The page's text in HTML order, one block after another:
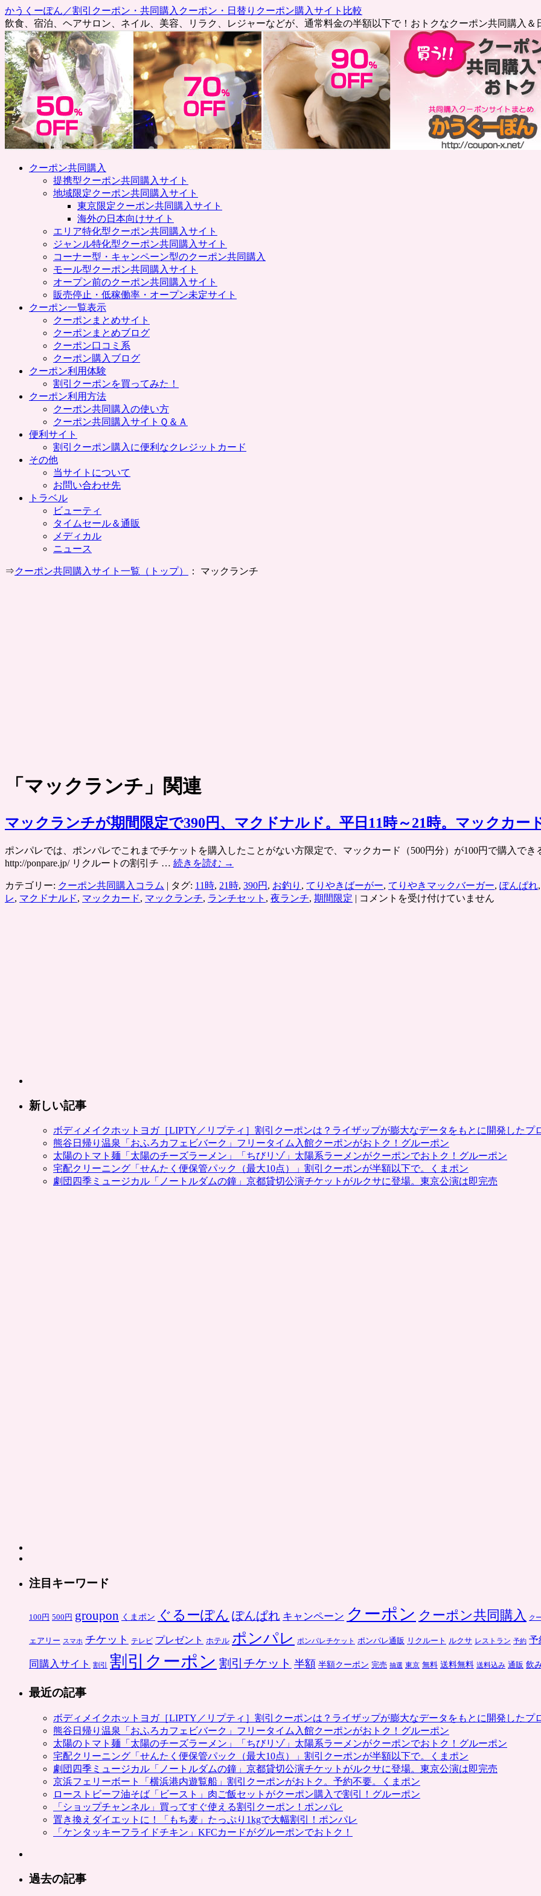
かうくーぽん／割引クーポン・共同購入クーポン・日替りクーポン購入サイト比較
飲食、宿泊、ヘアサロン、ネイル、美容、リラク、レジャーなどが、通常料金の半額以下で！おトクなクーポン共同購入
クーポン共同購入
提携型クーポン共同購入サイト
地域限定クーポン共同購入サイト
東京限定クーポン共同購入サイト
海外の日本向けサイト
エリア特化型クーポン共同購入サイト
ジャンル特化型クーポン共同購入サイト
コーナー型・キャンペーン型のクーポン共同購入
モール型クーポン共同購入サイト
オープン前のクーポン共同購入サイト
販売停止・低稼働率・オープン未定サイト
クーポン一覧表示
クーポンまとめサイト
クーポンまとめブログ
クーポン口コミ系
クーポン購入ブログ
クーポン利用体験
割引クーポンを買ってみた！
クーポン利用方法
クーポン共同購入の使い方
クーポン共同購入サイトＱ＆Ａ
便利サイト
割引クーポン購入に便利なクレジットカード
その他
当サイトについて
お問い合わせ先
トラベル
ビューティ
タイムセール＆通販
メディカル
ニュース
⇒クーポン共同購入サイト一覧（トップ） ： マックランチ
「 マックランチ 」関連
マックランチが期間限定で390円、マクドナルド。平日11時～21時。マックカー
ポンパレでは、ポンパレでこれまでチケットを購入したことがない方限定で、マックカード（500円分）が100円で購入で
http://ponpare.jp/ リクルートの割引チ … 続きを読む →
カテゴリー: クーポン共同購入コラム | タグ: 11時, 21時, 390円 , お釣り , てりやきばーがー, てりやきマックバーガー, ぽんぱれ
レ, マクドナルド, マックカード, マックランチ, ランチセット , 夜ランチ, 期間限定 | マ
ル
ド。
平
日
11
時
コメントを受け付けていません
新しい記事
ボディメイクホットヨガ［LIPTY／リプティ］割引クーポンは？ライザップが膨大なデータをもとに開発したプ
熊谷日帰り温泉「おふろカフェビバーク」フリータイム入館クーポンがおトク！グルーポン
太陽のトマト麺「太陽のチーズラーメン」「ちびリゾ」太陽系ラーメンがクーポンでおトク！グルーポン
宅配クリーニング「せんたく便保管パック（最大10点）」割引クーポンが半額以下で。くまポン
劇団四季ミュージカル「ノートルダムの鐘」京都貸切公演チケットがルクサに登場。東京公演は即完売
注目キーワード
100円 500円 groupon くまポン ぐるーぽん ぽんぱれ キャンペーン クーポン クーポン共同購入 ク
ェアリー スマホ チケット テレビ プレゼント ホテル ポンパレ ポンパレチケット ポンパレ通販 リクルート ルクサ レストラン 予約 予
同購入サイト 割引 割引クーポン 割引チケット 半額 半額クーポン 完売 抽選 東京 無料 送料無料 送料込み 通販 飲
最近の記事
ボディメイクホットヨガ［LIPTY／リプティ］割引クーポンは？ライザップが膨大なデータをもとに開発したプ
熊谷日帰り温泉「おふろカフェビバーク」フリータイム入館クーポンがおトク！グルーポン
太陽のトマト麺「太陽のチーズラーメン」「ちびリゾ」太陽系ラーメンがクーポンでおトク！グルーポン
宅配クリーニング「せんたく便保管パック（最大10点）」割引クーポンが半額以下で。くまポン
劇団四季ミュージカル「ノートルダムの鐘」京都貸切公演チケットがルクサに登場。東京公演は即完売
京浜フェリーボート「横浜港内遊覧船」割引クーポンがおトク。予約不要。くまポン
ローストビーフ油そば「ビースト」肉ご飯セットがクーポン購入で割引！グルーポン
「ショップチャンネル」買ってすぐ使える割引クーポン！ポンパレ
置き換えダイエットに！「もち麦」たっぷり1kgで大幅割引！ポンパレ
「ケンタッキーフライドチキン」KFCカードがグルーポンでおトク！
過去の記事